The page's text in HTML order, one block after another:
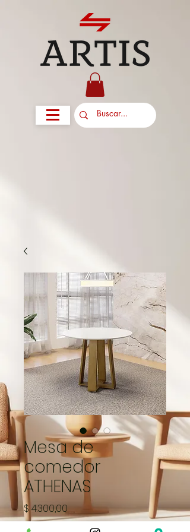
Mesa de
comedor
ATHENAS
$ 4.300,00Precio